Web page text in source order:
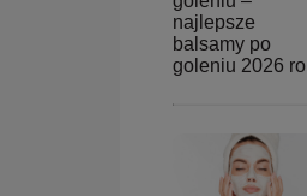
najlepsze
balsamy po
goleniu 2026